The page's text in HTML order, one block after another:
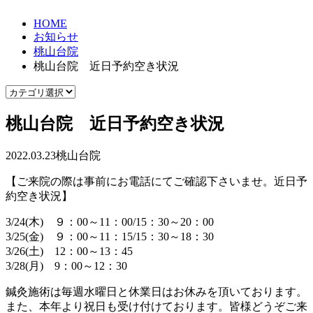
HOME
お知らせ
桃山台院
桃山台院 近日予約空き状況
桃山台院 近日予約空き状況
2022.03.23桃山台院
【ご来院の際は事前にお電話にてご確認下さいませ。近日予
約空き状況】
3/24(木) ９：00～11：00/15：30～20：00
3/25(金) ９：00～11：15/15：30～18：30
3/26(土) 12：00～13：45
3/28(月) 9：00～12：30
鍼灸施術は毎週水曜日と休業日はお休みを頂いております。
また、本年より祝日も受け付けております。皆様どうぞご来